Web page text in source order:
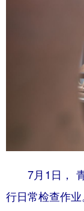
7月1日，
行日常检查作